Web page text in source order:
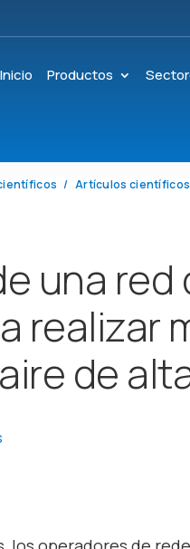
Inicio Productos
Artículos
una
realizar
de